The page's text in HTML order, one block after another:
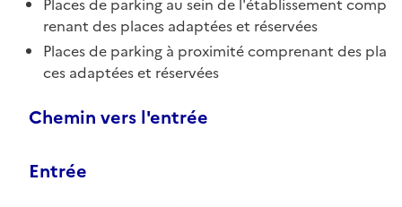
renant des places adaptées et réservées
Places de parking à proximité comprenant des pla
ces adaptées et réservées
Chemin vers l'entrée
Entrée